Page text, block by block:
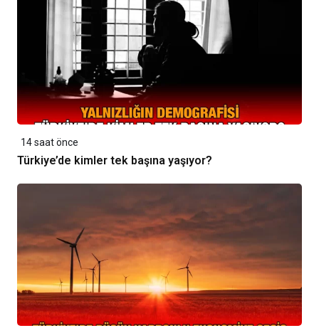
14 saat önce
Türkiye’de kimler tek başına yaşıyor?